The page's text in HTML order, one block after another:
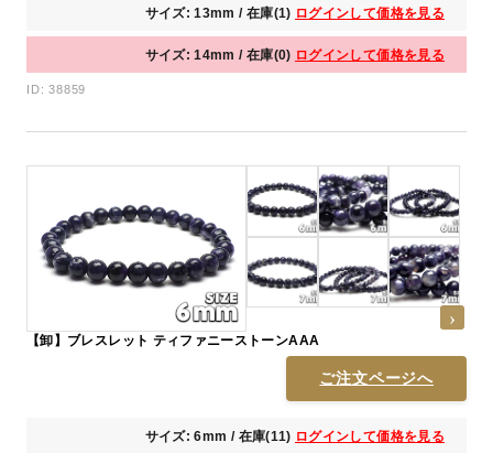
サイズ: 13mm / 在庫(1) ログインして価格を見る
サイズ: 14mm / 在庫(0) ログインして価格を見る
ID: 38859
【卸】ブレスレット ティファニーストーンAAA
ご注文ページへ
サイズ: 6mm / 在庫(11) ログインして価格を見る